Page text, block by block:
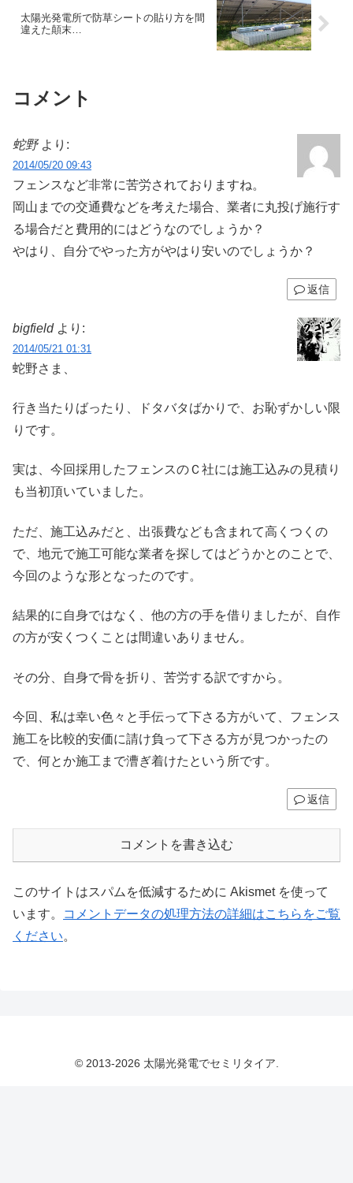
太陽光発電所で防草シートの貼り方を間
違えた顛末…
コメント
蛇野 より:
2014/05/20 09:43
フェンスなど非常に苦労されておりますね。
岡山までの交通費などを考えた場合、業者に丸投げ施行す
る場合だと費用的にはどうなのでしょうか？
やはり、自分でやった方がやはり安いのでしょうか？
返信
bigfield より:
2014/05/21 01:31
蛇野さま、
行き当たりばったり、ドタバタばかりで、お恥ずかしい限
りです。
実は、今回採用したフェンスのＣ社には施工込みの見積り
も当初頂いていました。
ただ、施工込みだと、出張費なども含まれて高くつくの
で、地元で施工可能な業者を探してはどうかとのことで、
今回のような形となったのです。
結果的に自身ではなく、他の方の手を借りましたが、自作
の方が安くつくことは間違いありません。
その分、自身で骨を折り、苦労する訳ですから。
今回、私は幸い色々と手伝って下さる方がいて、フェンス
施工を比較的安価に請け負って下さる方が見つかったの
で、何とか施工まで漕ぎ着けたという所です。
返信
コメントを書き込む
このサイトはスパムを低減するために Akismet を使って
います。
コメントデータの処理方法の詳細はこちらをご覧
ください。
© 2013-2026 太陽光発電でセミリタイア.